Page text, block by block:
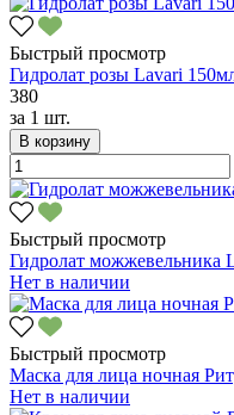
Быстрый просмотр
Гидролат розы Lavari
380
за 1 шт.
В корзину
Быстрый просмотр
Гидролат можжевельника
Нет в наличии
Быстрый просмотр
Маска для лица ночная
Нет в наличии